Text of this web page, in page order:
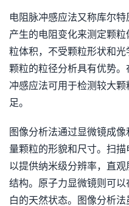
电阻脉冲感应法又称库尔
产生的电阻变化来测定颗
粒体积，不受颗粒形状和
颗粒的粒径分析具有优势
冲感应法可用于检测较大
足。
图像分析法通过显微镜成
量颗粒的形貌和尺寸。扫
以提供纳米级分辨率，直
结构。原子力显微镜则可
白的天然状态。图像分析